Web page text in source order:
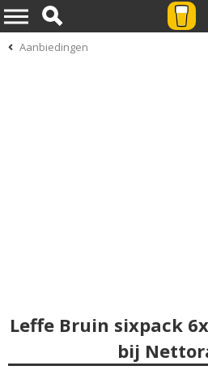
Aanbiedingen
Leffe Bruin sixpack
bij